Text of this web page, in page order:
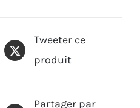
Tweeter ce
produit
Partager par